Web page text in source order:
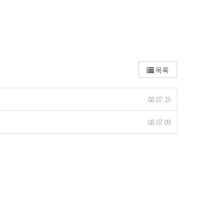
목록
08.07.15
08.07.09